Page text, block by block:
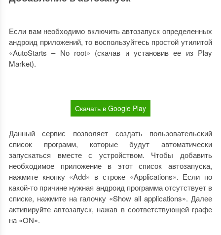
Если вам необходимо включить автозапуск определенных
андроид приложений, то воспользуйтесь простой утилитой
«AutoStarts – No root» (скачав и установив ее из Play
Market).
Скачать в Google Play
Данный сервис позволяет создать пользовательский
список программ, которые будут автоматически
запускаться вместе с устройством. Чтобы добавить
необходимое приложение в этот список автозапуска,
нажмите кнопку «Add» в строке «Applications». Если по
какой-то причине нужная андроид программа отсутствует в
списке, нажмите на галочку «Show all applications». Далее
активируйте автозапуск, нажав в соответствующей графе
на «ON».